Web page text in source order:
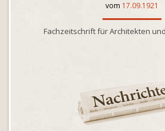
vom 17.09.1921
Fachzeitschrift für Architekten